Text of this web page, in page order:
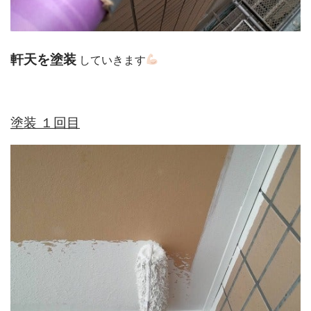
軒天を塗装 していきます
塗装 １回目